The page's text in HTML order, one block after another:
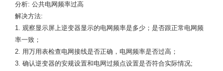
分析: 公共电网频率过高
解决方法:
1. 观察显示屏上逆变器显示的电网频率是多少；是否跟正常电网频
率一致；
2. 用万用表检查电网接线是否正确，电网频率是否过高；
3. 确认逆变器的安规设置和电网过频点设置是否符合实际情况;